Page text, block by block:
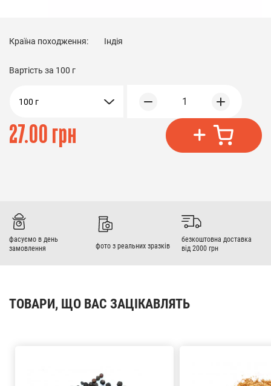
Країна походження: Індія
Вартість за 100 г
100 г 1
27.00 грн
фасуємо в день
замовлення
фото з реальних зразків
безкоштовна доставка
від 2000 грн
ТОВАРИ, ЩО ВАС ЗАЦІКАВЛЯТЬ